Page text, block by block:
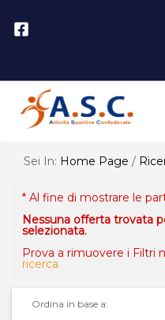
Sei In: Home Page /
* Al fine di mostrare le
Nessuna offerta trovata
selezionata.
Prova a rimuovere i Filtri
ricerca
Ordina in base a: